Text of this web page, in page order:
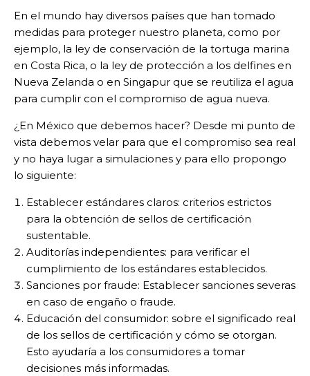
En el mundo hay diversos países que han tomado
medidas para proteger nuestro planeta, como por
ejemplo, la ley de conservación de la tortuga marina
en Costa Rica, o la ley de protección a los delfines en
Nueva Zelanda o en Singapur que se reutiliza el agua
para cumplir con el compromiso de agua nueva.
¿En México que debemos hacer? Desde mi punto de
vista debemos velar para que el compromiso sea real
y no haya lugar a simulaciones y para ello propongo
lo siguiente:
Establecer estándares claros: criterios estrictos
para la obtención de sellos de certificación
sustentable.
Auditorías independientes: para verificar el
cumplimiento de los estándares establecidos.
Sanciones por fraude: Establecer sanciones severas
en caso de engaño o fraude.
Educación del consumidor: sobre el significado real
de los sellos de certificación y cómo se otorgan.
Esto ayudaría a los consumidores a tomar
decisiones más informadas.